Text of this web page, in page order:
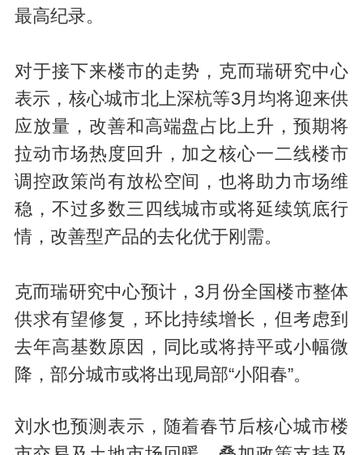
最高纪录。
对于接下来楼市的走势，克而瑞研究中心
表示，核心城市北上深杭等3月均将迎来供
应放量，改善和高端盘占比上升，预期将
拉动市场热度回升，加之核心一二线楼市
调控政策尚有放松空间，也将助力市场维
稳，不过多数三四线城市或将延续筑底行
情，改善型产品的去化优于刚需。
克而瑞研究中心预计，3月份全国楼市整体
供求有望修复，环比持续增长，但考虑到
去年高基数原因，同比或将持平或小幅微
降，部分城市或将出现局部“小阳春”。
刘水也预测表示，随着春节后核心城市楼